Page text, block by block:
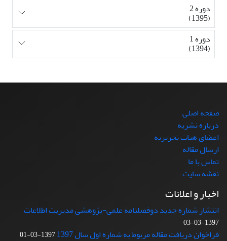
دوره 2
(1395)
دوره 1
(1394)
صفحه اصلی
درباره نشریه
اعضای هیات تحریریه
ارسال مقاله
تماس با ما
نقشه سایت
اخبار و اعلانات
انتشار شماره جدید دوفصلنامه علمی-پژوهشی مدیریت اطلاعات
1397-03-03
فراخوان دریافت مقاله مربوط به شماره اول سال 1397 1397-03-01